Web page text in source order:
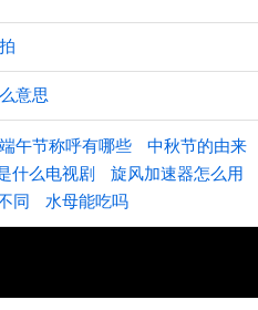
意思
端午节称呼有哪些 中秋节的由来
什么电视剧 旋风加速器怎么用
同
水母能吃吗